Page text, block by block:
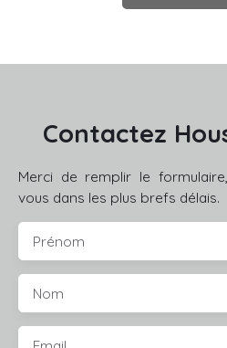
Contactez
Merci de remplir le
vous dans les plus brefs délais.
Prénom
Nom